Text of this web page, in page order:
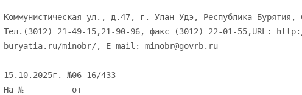
Коммунистическая ул., д.47, г. Улан-Удэ, Республика Бурятия,
Тел.(3012) 21-49-15,21-90-96, факс (3012) 22-01-55,URL:
buryatia.ru/minobr/, E-mail: minobr@govrb.ru
15.10.2025г. №06-16/433
На №_________ от ____________